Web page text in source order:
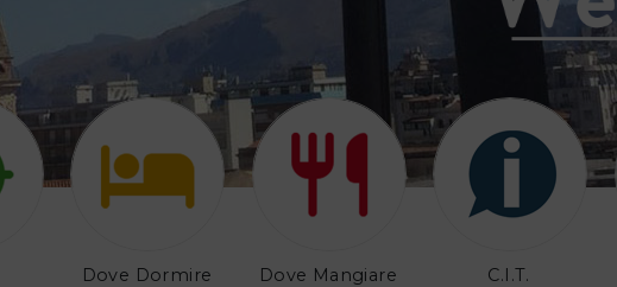
Dove Dormire Dove Mangiare C.I.T.